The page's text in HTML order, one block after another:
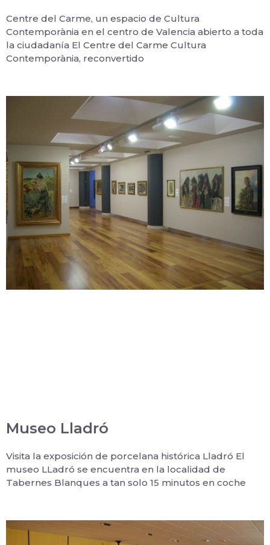
Centre del Carme, un espacio de Cultura
Contemporània en el centro de Valencia abierto a toda
la ciudadanía El Centre del Carme Cultura
Contemporània, reconvertido
Museo Lladró
Visita la exposición de porcelana histórica Lladró El
museo LLadró se encuentra en la localidad de
Tabernes Blanques a tan solo 15 minutos en coche